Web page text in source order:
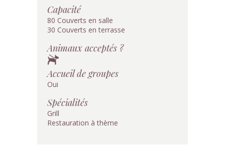
Capacité
80 Couverts en salle
30 Couverts en terrasse
Animaux acceptés ?
Accueil de groupes
Oui
Spécialités
Grill
Restauration à thème